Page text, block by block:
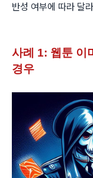
반성 여부에 따라 달
사례 1: 웹툰 이
경우